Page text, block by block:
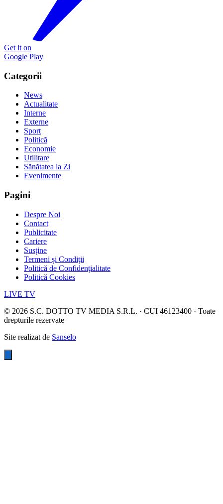
Get it on
Google Play
Categorii
News
Actualitate
Interne
Externe
Sport
Politică
Economie
Utilitare
Sănătatea la Zi
Evenimente
Pagini
Despre Noi
Contact
Publicitate
Cariere
Susține
Termeni și Condiții
Politică de Confidențialitate
Politică Cookies
LIVE TV
© 2026 S.C. DOTTO TV MEDIA S.R.L. · CUI 46123400 · Toate
drepturile rezervate
Site realizat de Sanselo